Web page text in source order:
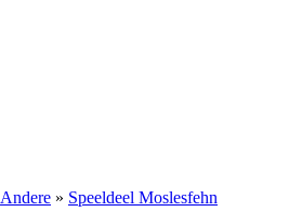
Andere » Speeldeel Moslesfehn